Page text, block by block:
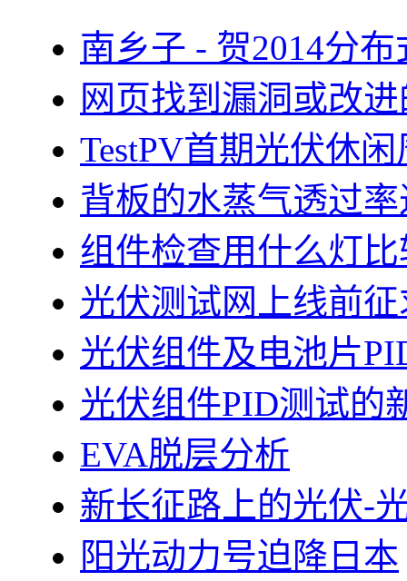
南乡子 - 贺2014分
网页找到漏洞或改
TestPV首期光伏休
背板的水蒸气透过
组件检查用什么灯
光伏测试网上线前
光伏组件及电池片
光伏组件PID测试的
EVA脱层分析
新长征路上的光伏-
阳光动力号迫降日本